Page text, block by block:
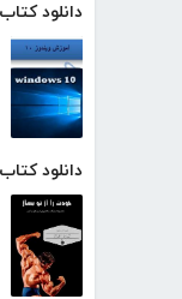
دانلود
دانلود